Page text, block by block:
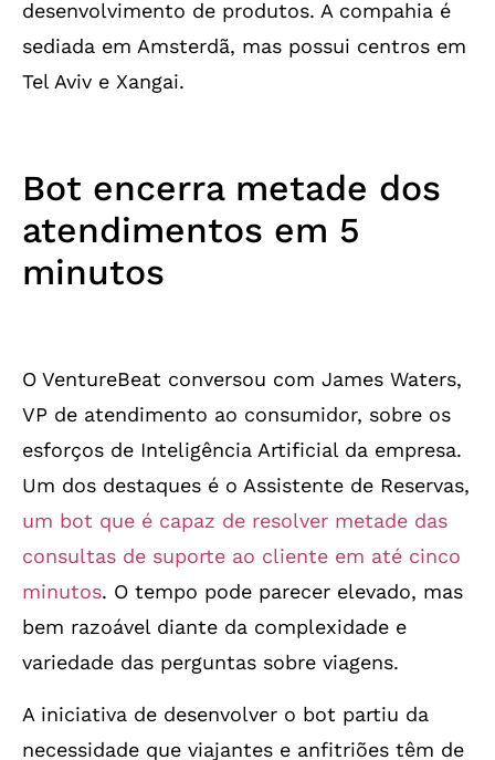
desenvolvimento de produtos. A compahia é
sediada em Amsterdã, mas possui centros em
Tel Aviv e Xangai.
Bot encerra metade dos
atendimentos em 5
minutos
O VentureBeat conversou com James Waters,
VP de atendimento ao consumidor, sobre os
esforços de Inteligência Artificial da empresa.
Um dos destaques é o Assistente de Reservas,
um bot que é capaz de resolver metade das
consultas de suporte ao cliente em até cinco
minutos. O tempo pode parecer elevado, mas
bem razoável diante da complexidade e
variedade das perguntas sobre viagens.
A iniciativa de desenvolver o bot partiu da
necessidade que viajantes e anfitriões têm de